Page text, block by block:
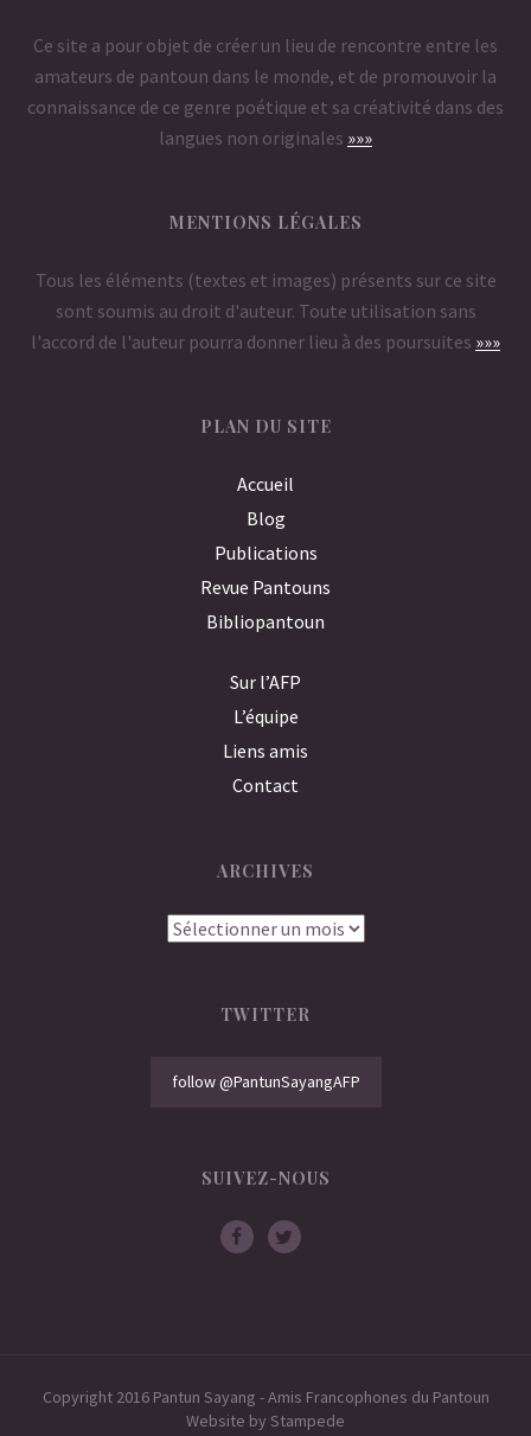
Ce site a pour objet de créer un lieu de rencontre entre les
amateurs de pantoun dans le monde, et de promouvoir la
connaissance de ce genre poétique et sa créativité dans des
langues non originales »»»
MENTIONS LÉGALES
Tous les éléments (textes et images) présents sur ce site
sont soumis au droit d'auteur. Toute utilisation sans
l'accord de l'auteur pourra donner lieu à des poursuites »»»
PLAN DU SITE
Accueil
Blog
Publications
Revue Pantouns
Bibliopantoun
Sur l’AFP
L’équipe
Liens amis
Contact
ARCHIVES
Archives
TWITTER
follow @PantunSayangAFP
SUIVEZ-NOUS
Copyright 2016 Pantun Sayang - Amis Francophones du Pantoun
Website by Stampede